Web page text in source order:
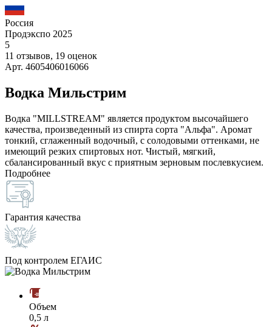
Россия
Продэкспо 2025
5
11 отзывов, 19 оценок
Арт. 4605406016066
Водка Мильстрим
Водка "MILLSTREAM" является продуктом высочайшего
качества, произведенный из спирта сорта "Альфа". Аромат
тонкий, сглаженный водочный, с солодовыми оттенками, не
имеющий резких спиртовых нот. Чистый, мягкий,
сбалансированный вкус с приятным зерновым послевкусием.
Подробнее
Гарантия качества
Под контролем ЕГАИС
Объем
0,5 л